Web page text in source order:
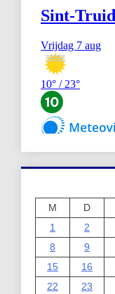
M
D
1
2
8
9
15
16
22
23